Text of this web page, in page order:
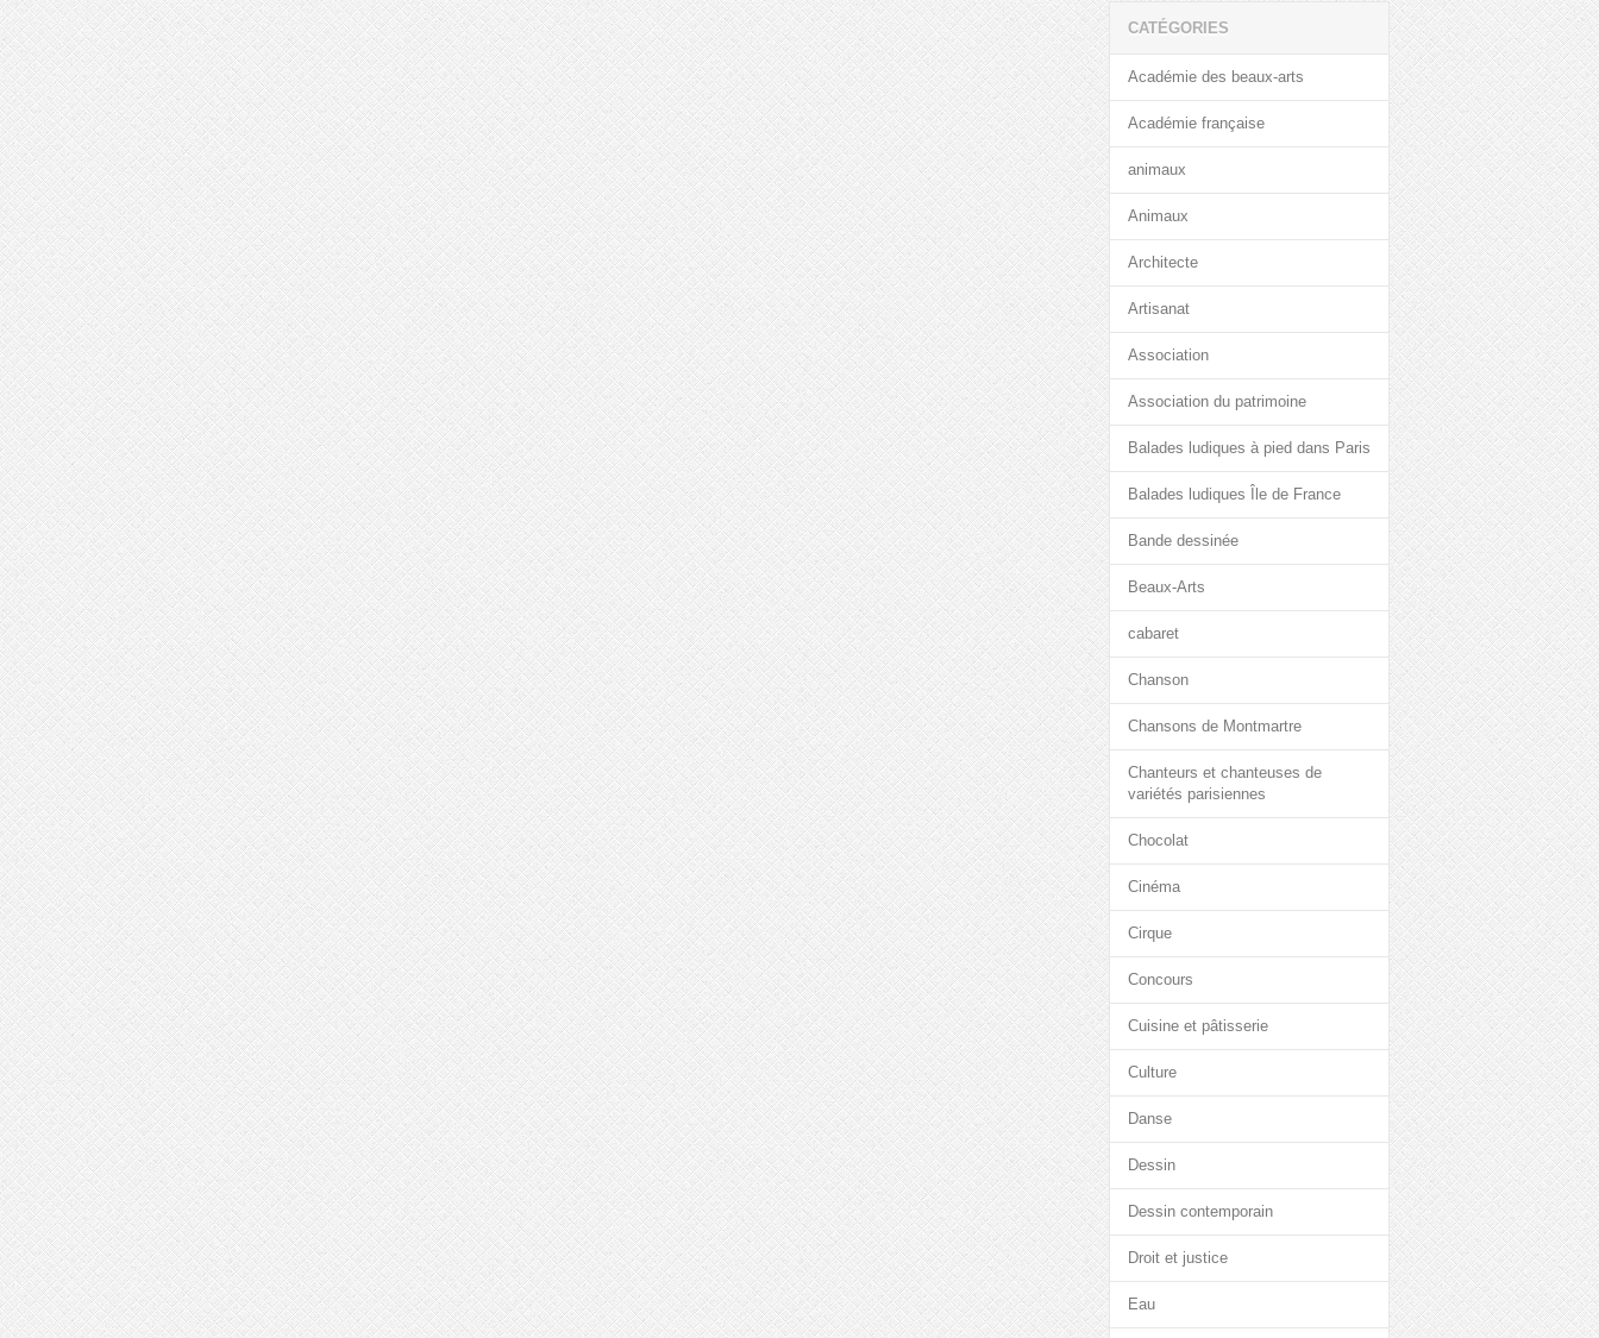
CATÉGORIES
Académie des beaux-arts
Académie française
animaux
Animaux
Architecte
Artisanat
Association
Association du patrimoine
Balades ludiques à pied dans Paris
Balades ludiques Île de France
Bande dessinée
Beaux-Arts
cabaret
Chanson
Chansons de Montmartre
Chanteurs et chanteuses de
variétés parisiennes
Chocolat
Cinéma
Cirque
Concours
Cuisine et pâtisserie
Culture
Danse
Dessin
Dessin contemporain
Droit et justice
Eau